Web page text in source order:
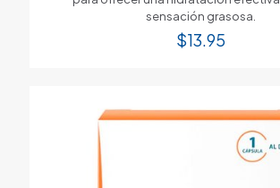
sensación grasosa.
$13.95